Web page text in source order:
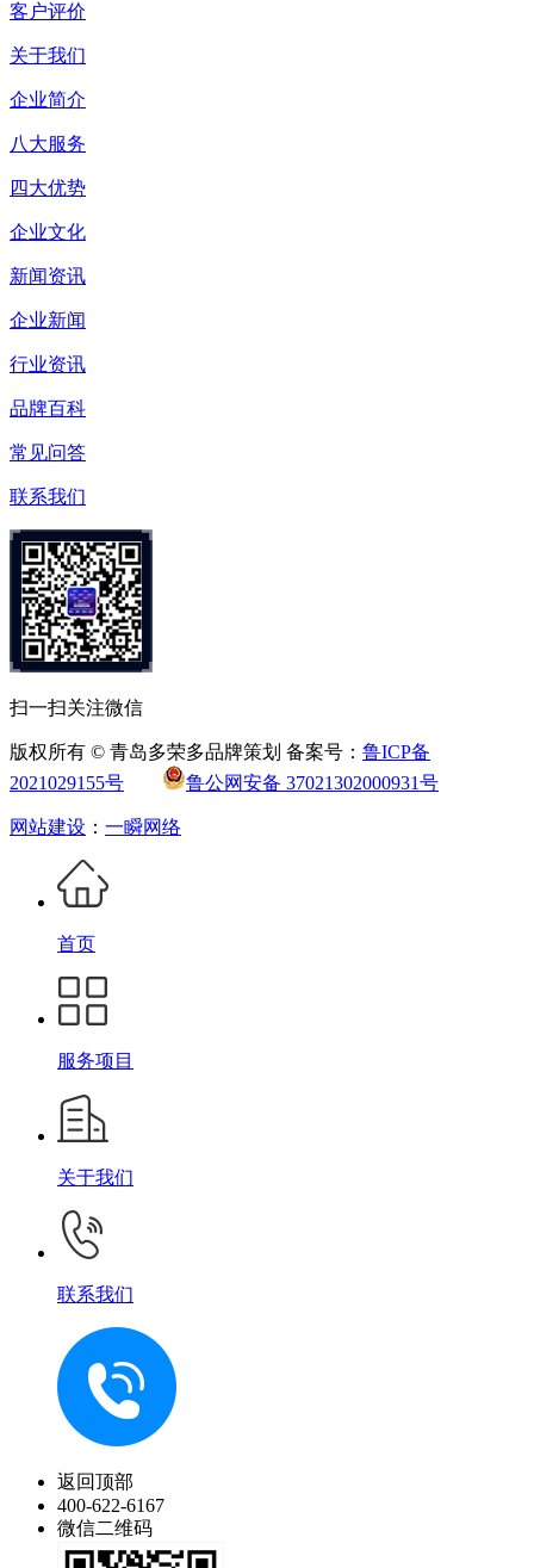
客户评价
关于我们
企业简介
八大服务
四大优势
企业文化
新闻资讯
企业新闻
行业资讯
品牌百科
常见问答
联系我们
扫一扫关注微信
版权所有 © 青岛多荣多品牌策划 备案号： 鲁ICP备
2021029155号
鲁公网安备 37021302000931号
网站建设 ： 一瞬网络
首页
服务项目
关于我们
联系我们
返回顶部
400-622-6167
微信二维码